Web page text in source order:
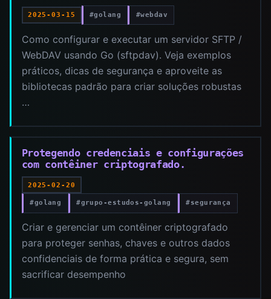
2025-03-15 #golang #webdav
Como configurar e executar um servidor SFTP /
WebDAV usando Go (sftpdav). Veja exemplos
práticos, dicas de segurança e aproveite as
bibliotecas padrão para criar soluções robustas
…
Protegendo credenciais e configurações
com contêiner criptografado.
2025-02-20
#golang #grupo-estudos-golang #segurança
Criar e gerenciar um contêiner criptografado
para proteger senhas, chaves e outros dados
confidenciais de forma prática e segura, sem
sacrificar desempenho